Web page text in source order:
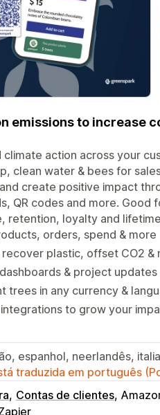
emissions to increase
action across your
clean water & bees for
create positive impact
QR codes and more. Good
retention, loyalty and
orders, spend & more
plastic, offset CO2 &
& project updates
trees in any currency &
to grow your
espanhol, neerlandês,
traduzida em português
Contas de clientes